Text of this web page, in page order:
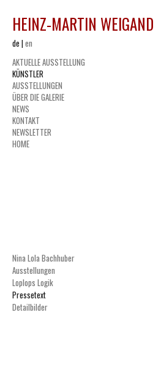
HEINZ-MARTIN WEIGAND
de |en
AKTUELLE AUSSTELLUNG
KÜNSTLER
AUSSTELLUNGEN
ÜBER DIE GALERIE
NEWS
KONTAKT
NEWSLETTER
HOME
Nina Lola Bachhuber
Ausstellungen
Loplops Logik
Pressetext
Detailbilder